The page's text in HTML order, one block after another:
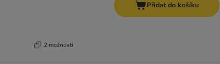
2 možností
Přidat do košíku